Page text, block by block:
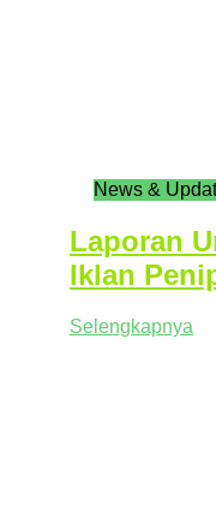
News &
Laporan
Iklan
Selengkapnya